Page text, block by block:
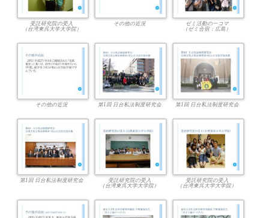
受託研究院の受入
（台湾東呉大学大学院）
その他の近況
ゼミ活動の一コマ
（ゼミ合宿：広島）
その他の近況 第1回 日台私法制度研究会 第1回 日台私法制度研究会
第1回 日台私法制度研究会
受託研究院の受入
（台湾東呉大学大学院）
受託研究院の受入
（台湾東呉大学大学院）